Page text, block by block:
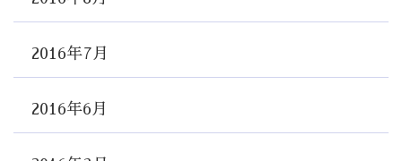
2016年7月
2016年6月